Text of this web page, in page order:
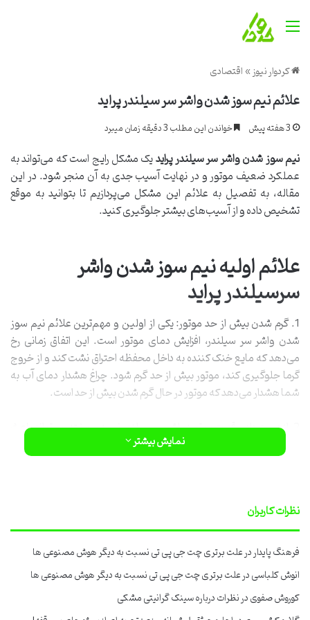
منو
کردوار نیوز»اقتصادی
علائم نیم سوز شدن واشر سر سیلندر پراید
3 هفته پیش خواندن این مطلب 3 دقیقه زمان میبرد
نیم سوز شدن واشر سر سیلندر پرایدیک مشکل رایج است که می‌تواند به
عملکرد ضعیف موتور و در نهایت آسیب جدی به آن منجر شود. در این
مقاله، به تفصیل به علائم این مشکل می‌پردازیم تا بتوانید به موقع
تشخیص داده و از آسیب‌های بیشتر جلوگیری کنید.
علائم اولیه نیم سوز شدن واشر
سرسیلندر پراید
1. گرم شدن بیش از حد موتور: یکی از اولین و مهم‌ترین علائم نیم سوز
شدن واشر سر سیلندر، افزایش دمای موتور است. این اتفاق زمانی رخ
می‌دهد که مایع خنک کننده به داخل محفظه احتراق نشت کند و از خروج
گرما جلوگیری کند، موتور بیش از حد گرم شود. چراغ هشدار دمای آب به
شما هشدار می‌دهد که موتور در حال گرم شدن بیش از حد است.
2. از دست دادن قدرت موتور: واشر سر سیلندر نیمه سوخته می‌تواند باعث
کاهش تراکم در سیلندرها شود. این کاهش تراکم منجر به از دست دادن
قدرت موتور می‌شود. اگر هنگام فشردن پدال گاز متوجه کاهش قدرت
نمایش بیشتر
نظرات کاربران
فرهنگ پایداردرعلت برتری چت جی پی تی نسبت به دیگر هوش مصنوعی ها
انوش کلباسیدرعلت برتری چت جی پی تی نسبت به دیگر هوش مصنوعی ها
کوروش صفویدرنظرات درباره سینک گرانیتی مشکی